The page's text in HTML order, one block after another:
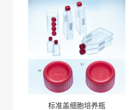
标准盖细胞培养瓶